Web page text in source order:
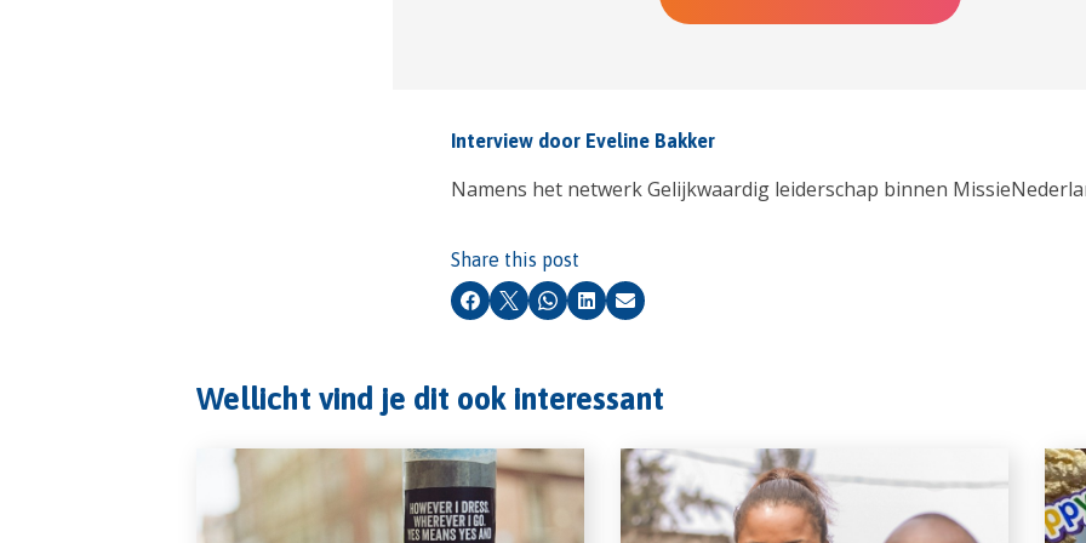
Interview door Eveline Bakker
Namens het netwerk Gelijkwaardig leiderschap binnen
Share this post
Facebook
X Whatsapp
LinkedIn
Email
Wellicht vind je dit ook interessant